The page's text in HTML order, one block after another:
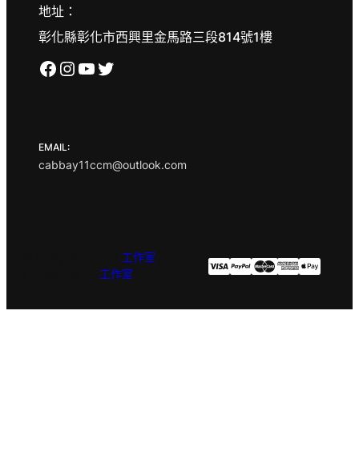
地址：
彰化縣彰化市西興里金馬路三段814號1樓
Facebook Instagram YouTube X
EMAIL:
cabbay11ccm@outlook.com
工作室
工作室